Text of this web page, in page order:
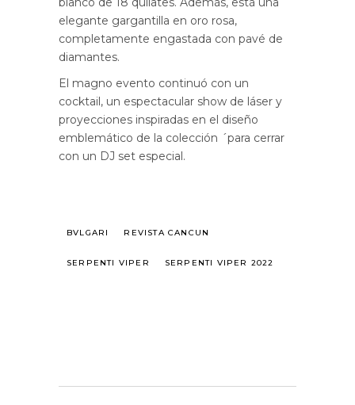
elegante gargantilla en oro rosa,
completamente engastada con pavé de
diamantes.
El magno evento continuó con un
cocktail, un espectacular show de láser y
proyecciones inspiradas en el diseño
emblemático de la colección ´para cerrar
con un DJ set especial.
BVLGARI REVISTA CANCUN
SERPENTI VIPER SERPENTI VIPER 2022